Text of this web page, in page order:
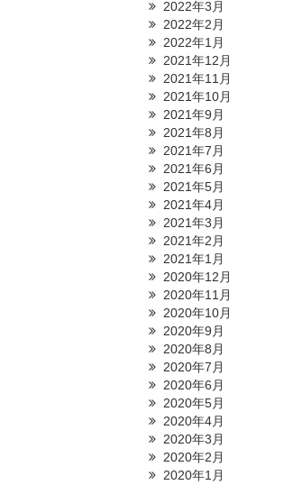
2022年3月
2022年2月
2022年1月
2021年12月
2021年11月
2021年10月
2021年9月
2021年8月
2021年7月
2021年6月
2021年5月
2021年4月
2021年3月
2021年2月
2021年1月
2020年12月
2020年11月
2020年10月
2020年9月
2020年8月
2020年7月
2020年6月
2020年5月
2020年4月
2020年3月
2020年2月
2020年1月